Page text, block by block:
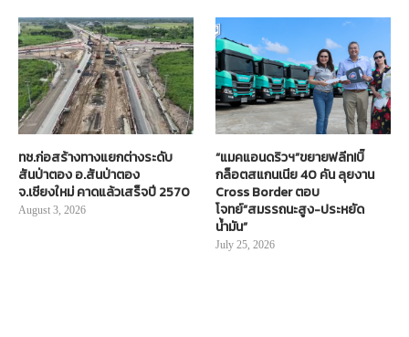
ทช.ก่อสร้างทางแยกต่างระดับ
สันป่าตอง อ.สันป่าตอง
จ.เชียงใหม่ คาดแล้วเสร็จปี 2570
August 3, 2026
“แมคแอนดริวฯ”ขยายฟลีท!บิ๊
กล็อตสแกนเนีย 40 คัน ลุยงาน
Cross Border ตอบ
โจทย์“สมรรถนะสูง-ประหยัด
น้ำมัน”
July 25, 2026